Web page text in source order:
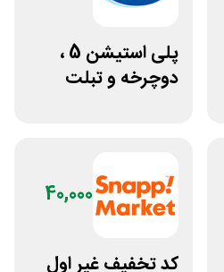
پلی استیشن 5 ،
دوچرخه و تبلت
40,000
کد تخفیف غیر اول